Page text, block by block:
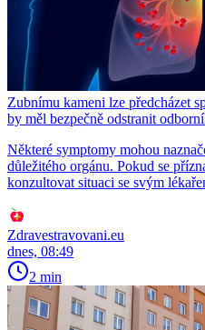
Zubnímu kameni lze předcházet
by měl bezpečně odstranit
Některé symptomy mohou
důležitého orgánu. Pokud se
konzultovat situaci se svým
Zdravestravovani.eu
dnes, 08:49
2 min